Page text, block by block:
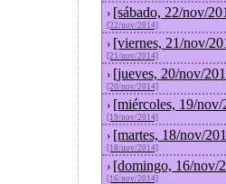
› [sábado, 22/nov/
[22/nov/2014]
› [viernes, 21/nov/
[21/nov/2014]
› [jueves, 20/nov/
[20/nov/2014]
› [miércoles, 19/
[19/nov/2014]
› [martes, 18/nov/
[18/nov/2014]
› [domingo, 16/nov/
[16/nov/2014]